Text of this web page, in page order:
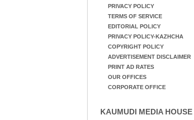
PRIVACY POLICY
TERMS OF SERVICE
EDITORIAL POLICY
PRIVACY POLICY-KAZHCHA
COPYRIGHT POLICY
ADVERTISEMENT DISCLAIMER
PRINT AD RATES
OUR OFFICES
CORPORATE OFFICE
KAUMUDI MEDIA HOUSE